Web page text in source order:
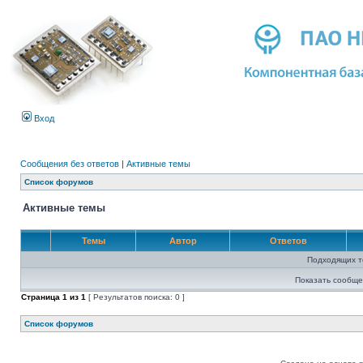
Вход
Сообщения без ответов | Активные темы
Список форумов
Активные темы
Темы Автор Ответов
Подходящих
Показать
Страница 1 из 1 [ Результатов поиска: 0 ]
Список форумов